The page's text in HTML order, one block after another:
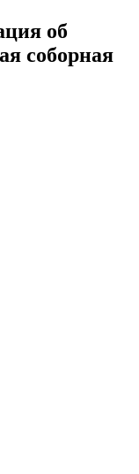
об
соборная